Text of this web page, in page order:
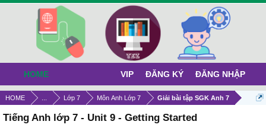
HOME Lớp 7 Môn Anh Lớp 7 Giải bài tập SGK Anh 7
Tiếng Anh lớp 7 - Unit 9 - Getting Started
HOME VIP ĐĂNG KÝ ĐĂNG NHẬP